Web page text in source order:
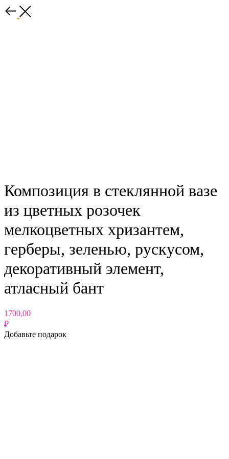
Назад
Композиция в стеклянной вазе
из цветных розочек
мелкоцветных хризантем,
герберы, зеленью, рускусом,
декоративный элемент,
атласный бант
1700,00
₽
Добавьте подарок